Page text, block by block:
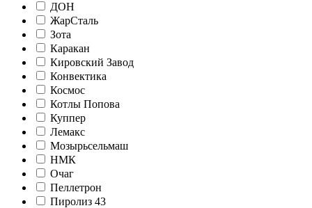
ДОН
ЖарСталь
Зота
Каракан
Кировский Завод
Конвектика
Космос
Котлы Попова
Куппер
Лемакс
Мозырьсельмаш
НМК
Очаг
Пеллетрон
Пиролиз 43